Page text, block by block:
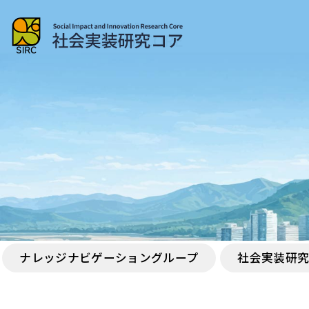
ナレッジナビゲーショングループ 社会実装研